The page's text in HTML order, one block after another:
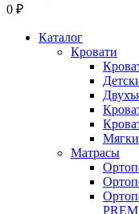
0 ₽
Каталог
Кровати
Матрасы